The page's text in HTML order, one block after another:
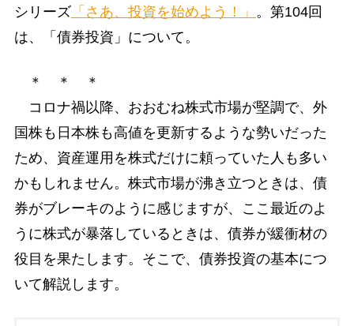
シリーズ「さあ、投資を始めよう！」 。第104回
は、「債券投資」について。
＊ ＊ ＊
コロナ禍以降、おおむね株式市場が堅調で、外
国株も日本株も高値を更新するような勢いだった
ため、資産運用を株式だけに頼っていた人も多い
かもしれません。株式市場が沸き立つときは、債
券がブレーキのように感じますが、ここ最近のよ
うに株式が暴落しているときは、債券が緩衝材の
役目を果たします。そこで、債券投資の基本につ
いて解説します。